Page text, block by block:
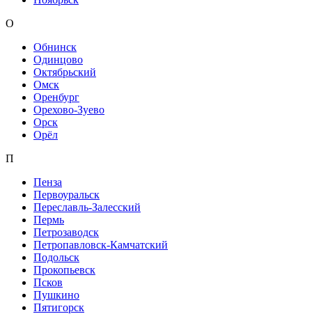
О
Обнинск
Одинцово
Октябрьский
Омск
Оренбург
Орехово-Зуево
Орск
Орёл
П
Пенза
Первоуральск
Переславль-Залесский
Пермь
Петрозаводск
Петропавловск-Камчатский
Подольск
Прокопьевск
Псков
Пушкино
Пятигорск